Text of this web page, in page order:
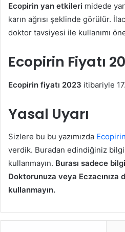
Ecopirin yan etkileri midede
karın ağrısı şeklinde görülür.
doktor tavsiyesi ile kullanımı
Ecopirin Fiyatı
Ecopirin fiyatı 2023 itibariyle
Yasal Uyarı
Sizlere bu bu yazımızda
verdik. Buradan edindiğiniz
kullanmayın. Burası sadece
Doktorunuza veya Eczacınıza
kullanmayın.